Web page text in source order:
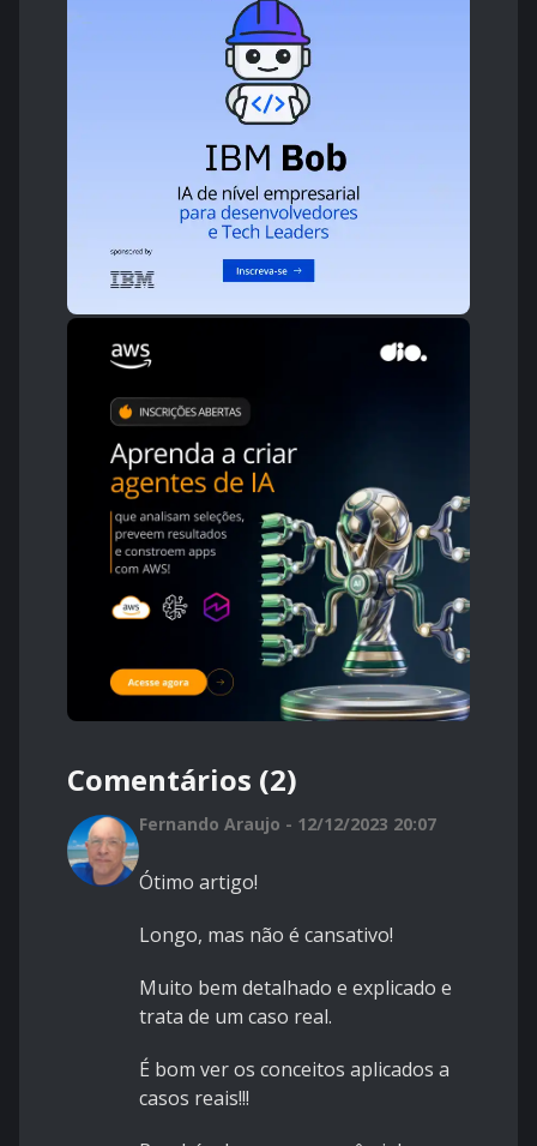
Comentários (2)
Fernando Araujo - 12/12/2023 20:07
Ótimo artigo!
Longo, mas não é cansativo!
Muito bem detalhado e explicado e
trata de um caso real.
É bom ver os conceitos aplicados a
casos reais!!!